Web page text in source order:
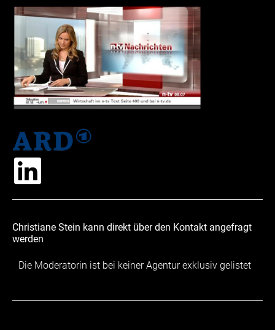
Christiane Stein kann direkt über den Kontakt angefragt
werden
Die Moderatorin ist bei keiner Agentur exklusiv gelistet